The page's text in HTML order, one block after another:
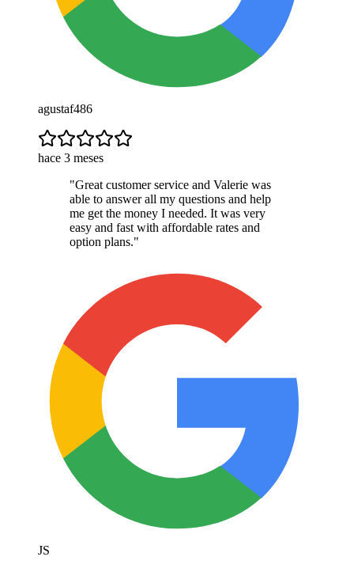
agustaf486
hace 3 meses
"Great customer service and Valerie was
able to answer all my questions and help
me get the money I needed. It was very
easy and fast with affordable rates and
option plans."
JS